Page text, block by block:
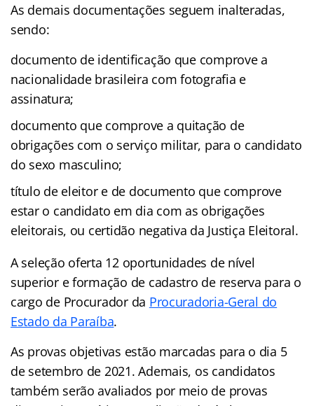
As demais documentações seguem inalteradas,
sendo:
documento de identificação que comprove a
nacionalidade brasileira com fotografia e
assinatura;
documento que comprove a quitação de
obrigações com o serviço militar, para o candidato
do sexo masculino;
título de eleitor e de documento que comprove
estar o candidato em dia com as obrigações
eleitorais, ou certidão negativa da Justiça Eleitoral.
A seleção oferta 12 oportunidades de nível
superior e formação de cadastro de reserva para o
cargo de Procurador da Procuradoria-Geral do
Estado da Paraíba.
As provas objetivas estão marcadas para o dia 5
de setembro de 2021. Ademais, os candidatos
também serão avaliados por meio de provas